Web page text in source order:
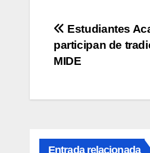
de
Estudiantes
participan de
MIDE
Entrada relacionada